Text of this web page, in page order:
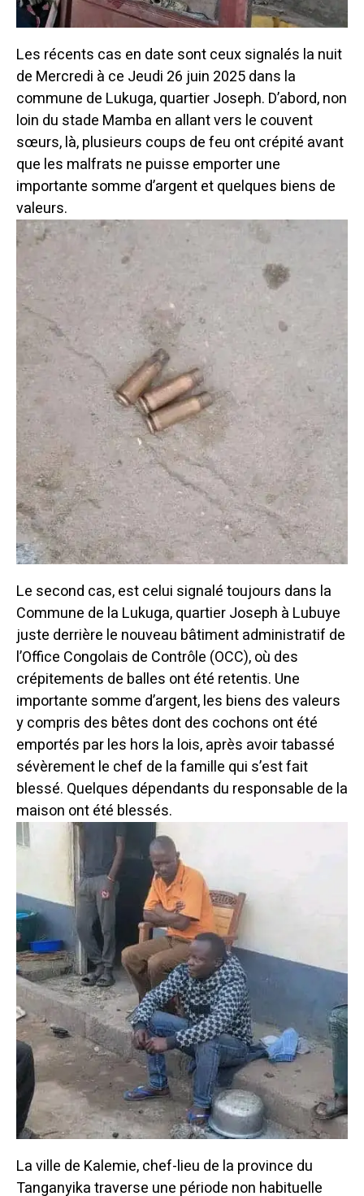
Les récents cas en date sont ceux signalés la nuit
de Mercredi à ce Jeudi 26 juin 2025 dans la
commune de Lukuga, quartier Joseph. D’abord, non
loin du stade Mamba en allant vers le couvent
sœurs, là, plusieurs coups de feu ont crépité avant
que les malfrats ne puisse emporter une
importante somme d’argent et quelques biens de
valeurs.
Le second cas, est celui signalé toujours dans la
Commune de la Lukuga, quartier Joseph à Lubuye
juste derrière le nouveau bâtiment administratif de
l’Office Congolais de Contrôle (OCC), où des
crépitements de balles ont été retentis. Une
importante somme d’argent, les biens des valeurs
y compris des bêtes dont des cochons ont été
emportés par les hors la lois, après avoir tabassé
sévèrement le chef de la famille qui s’est fait
blessé. Quelques dépendants du responsable de la
maison ont été blessés.
La ville de Kalemie, chef-lieu de la province du
Tanganyika traverse une période non habituelle